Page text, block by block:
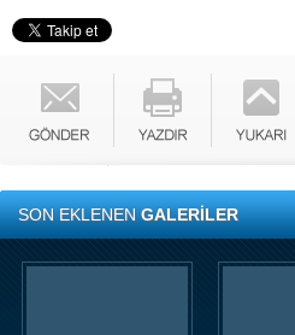
SON EKLENENGALERİLER